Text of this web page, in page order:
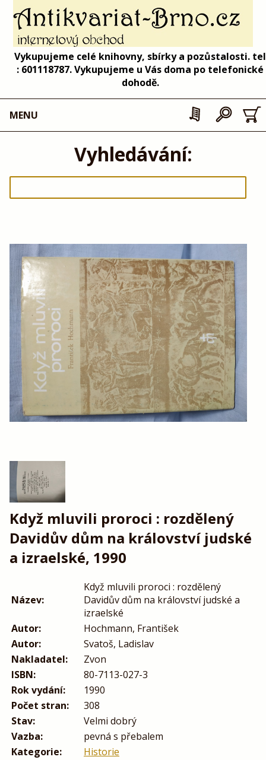
Vykupujeme celé knihovny, sbírky a pozůstalosti. tel
: 601118787. Vykupujeme u Vás doma po telefonické
dohodě.
MENU
Vyhledávání:
Když mluvili proroci : rozdělený
Davidův dům na království judské
a izraelské, 1990
Název:
Když mluvili proroci : rozdělený
Davidův dům na království judské a
izraelské
Autor:
Hochmann, František
Autor:
Svatoš, Ladislav
Nakladatel:
Zvon
ISBN:
80-7113-027-3
Rok vydání:
1990
Počet stran:
308
Stav:
Velmi dobrý
Vazba:
pevná s přebalem
Kategorie:
Historie